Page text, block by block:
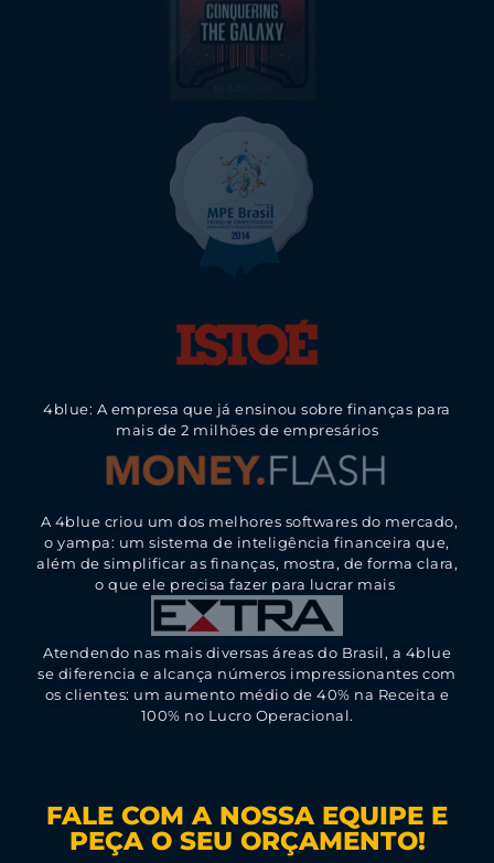
4blue: A empresa que já ensinou sobre finanças para
mais de 2 milhões de empresários
A 4blue criou um dos melhores softwares do mercado,
o yampa: um sistema de inteligência financeira que,
além de simplificar as finanças, mostra, de forma clara,
o que ele precisa fazer para lucrar mais
Atendendo nas mais diversas áreas do Brasil, a 4blue
se diferencia e alcança números impressionantes com
os clientes: um aumento médio de 40% na Receita e
100% no Lucro Operacional.
FALE COM A NOSSA EQUIPE E
PEÇA O SEU ORÇAMENTO!